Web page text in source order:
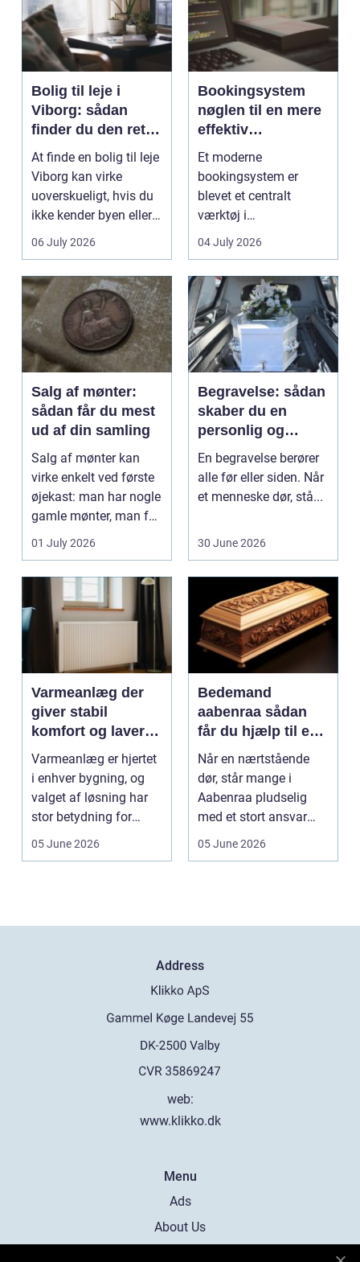
Bolig til leje i
Viborg: sådan
finder du den rette
lejlighed
At finde en bolig til leje
Viborg kan virke
uoverskueligt, hvis du
ikke kender byen eller
det lokale...
06 July 2026
Bookingsystem
nøglen til en mere
effektiv
klinikhverdag
Et moderne
bookingsystem er
blevet et centralt
værktøj i
sundhedssektoren.
beh...
04 July 2026
Salg af mønter:
sådan får du mest
ud af din samling
Salg af mønter kan
virke enkelt ved første
øjekast: man har nogle
gamle mønter, man får
dem vurderet...
01 July 2026
Begravelse: sådan
skaber du en
personlig og
respektfuld afsked
En begravelse berører
alle før eller siden. Når
et menneske dør, stå...
30 June 2026
Varmeanlæg der
giver stabil
komfort og lavere
energiregning
Varmeanlæg er hjertet
i enhver bygning, og
valget af løsning har
stor betydning for
b&a...
05 June 2026
Bedemand
aabenraa sådan
får du hjælp til en
værdig afsked
Når en nærtstående
dør, står mange i
Aabenraa pludselig
med et stort ansvar
midt i sorgen.
05 June 2026
Address
web:
www.klikko.dk
Menu
Ads
About Us